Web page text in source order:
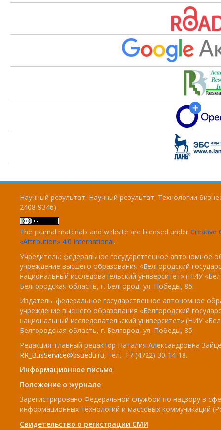
Научный результат. Научный результат. Технологии
2408-9346)
The journal materials and website are licensed under Creative
«Attribution» 4.0 International.
Учредитель: федеральное государственное автономное
учреждение высшего образования «Белгородский
национальный исследовательский университет» (НИУ
Белгородская область, г. Белгород, ул. Победы, 85.
Издатель: федеральное государственное автономное
учреждение высшего образования «Белгородский
национальный исследовательский университет» (НИУ
Белгородская область, г. Белгород, ул. Победы, 85.
Редакция: главный редактор Наталия Александровна
RR_BusService@bsuedu.ru, тел.: +7 (4722) 30-14-18.
Информационное письмо
Положение о журнале
Зарегистрировано Федеральной службой по надзору в
информационных технологий и массовых коммуникаций
Свидетельство о регистрации СМИ